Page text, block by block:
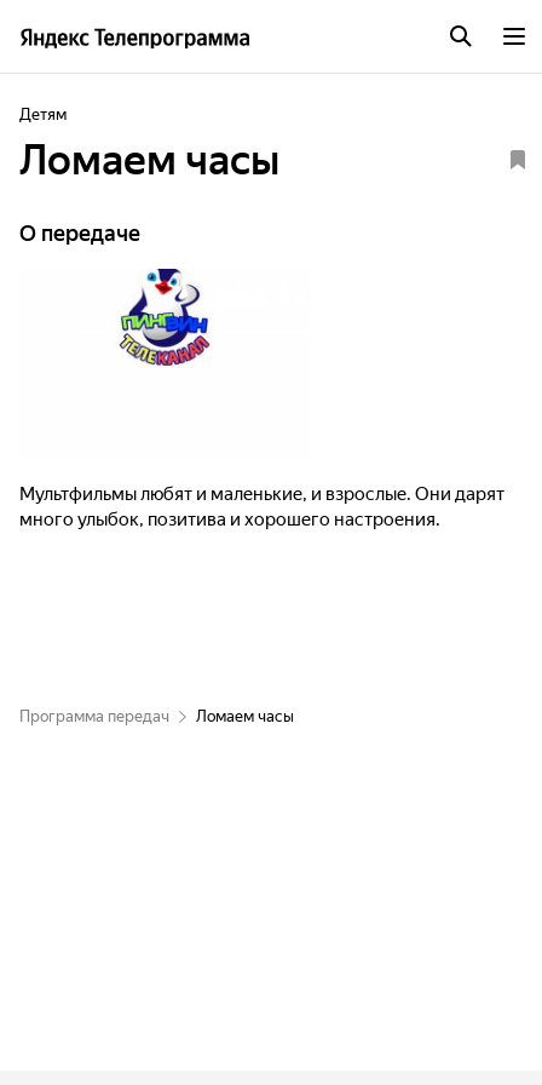
Детям
Ломаем часы
О передаче
Мультфильмы любят и маленькие, и взрослые. Они дарят
много улыбок, позитива и хорошего настроения.
Программа передач Ломаем часы